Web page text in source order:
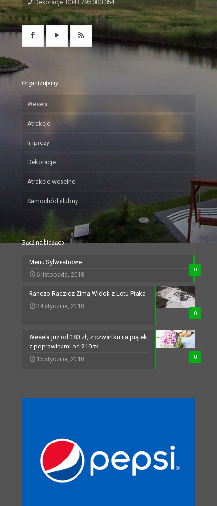
Dekoracje: 0048 795 000 054
Organizujemy
Wesela
Atrakcje
Imprezy
Dekoracje
Atrakcje weselne
Samochód ślubny
Bądź na bieżąco
0
Menu Sylwestrowe
6 listopada, 2018
0
Ranczo Radzicz Zimą Widok z Lotu Ptaka
24 stycznia, 2018
0
Wesela już od 180 zł, z czwartku na piątek
z poprawinami od 210 zł
15 stycznia, 2018